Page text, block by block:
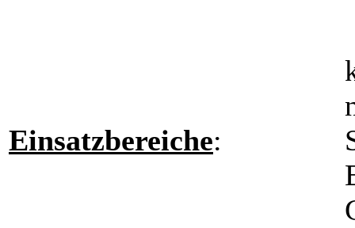
Einsatzbereiche: